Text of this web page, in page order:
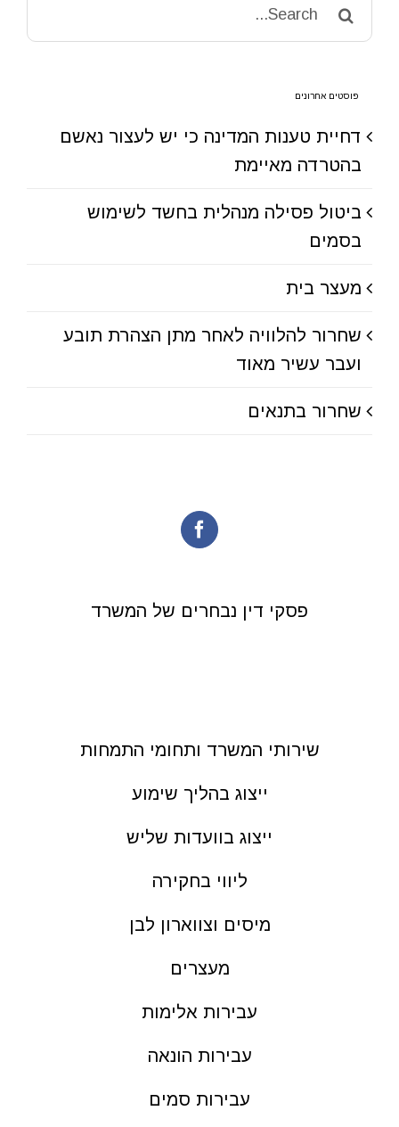
for:
פוסטים אחרונים
דחיית טענות המדינה כי יש לעצור נאשם
בהטרדה מאיימת
ביטול פסילה מנהלית בחשד לשימוש
בסמים
מעצר בית
שחרור להלוויה לאחר מתן הצהרת תובע
ועבר עשיר מאוד
שחרור בתנאים
פסקי דין נבחרים של המשרד
שירותי המשרד ותחומי התמחות
ייצוג בהליך שימוע
ייצוג בוועדות שליש
ליווי בחקירה
מיסים וצווארון לבן
מעצרים
עבירות אלימות
עבירות הונאה
עבירות סמים